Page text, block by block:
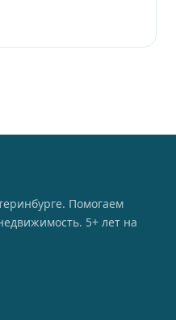
Помогаем
5+ лет на